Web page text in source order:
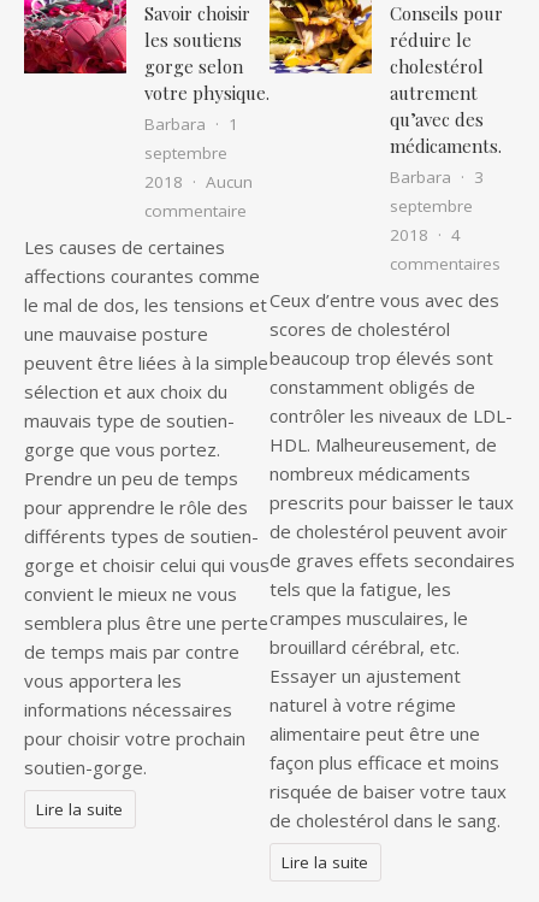
Savoir choisir
les soutiens
gorge selon
votre physique.
Barbara
1
septembre
2018
Aucun
commentaire sur Savoir choisir les soutiens gorge
Les causes de certaines
affections courantes comme
le mal de dos, les tensions et
une mauvaise posture
peuvent être liées à la simple
sélection et aux choix du
mauvais type de soutien-
gorge que vous portez.
Prendre un peu de temps
pour apprendre le rôle des
différents types de soutien-
gorge et choisir celui qui vous
convient le mieux ne vous
semblera plus être une perte
de temps mais par contre
vous apportera les
informations nécessaires
pour choisir votre prochain
soutien-gorge.
Lire la suite
Conseils pour
réduire le
cholestérol
autrement
qu’avec des
médicaments.
Barbara
3
septembre
2018
4
commentaires
Ceux d’entre vous avec des
scores de cholestérol
beaucoup trop élevés sont
constamment obligés de
contrôler les niveaux de LDL-
HDL. Malheureusement, de
nombreux médicaments
prescrits pour baisser le taux
de cholestérol peuvent avoir
de graves effets secondaires
tels que la fatigue, les
crampes musculaires, le
brouillard cérébral, etc.
Essayer un ajustement
naturel à votre régime
alimentaire peut être une
façon plus efficace et moins
risquée de baiser votre taux
de cholestérol dans le sang.
Lire la suite